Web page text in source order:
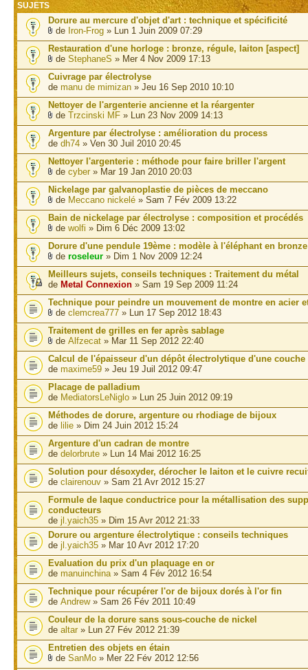
SUJETS
Dorure au mercure d'objet d'art : technique et spécificité
de Iron-Frog » Lun 1 Juin 2009 07:29
Restauration d'une horloge : bronze, régule, laiton [aspect]
de StephaneS » Mer 4 Nov 2009 17:13
Cuivrage par électrolyse
de manu de mimizan » Jeu 16 Sep 2010 10:10
Nettoyer de l'argenterie ancienne et la réargenter
de Trzcinski MF » Lun 23 Nov 2009 14:13
Argenture par électrolyse : amélioration du process
de dh74 » Ven 30 Juil 2010 20:45
Nettoyer l'argenterie : méthode pour faire briller l'argent
de cyber » Mar 19 Jan 2010 20:03
Nickelage par galvanoplastie de pièces de meccano
de Meccano nickelé » Sam 7 Fév 2009 13:22
Bain de nickelage par électrolyse : composition et procédés
de wolfi » Dim 6 Déc 2009 13:02
Dorure d'une pendule 19ème : modèle à l'éléphant en bronze
de roseleur » Dim 1 Nov 2009 12:24
Meilleurs sujets, conseils techniques : Traitement du métal
de Metal Connexion » Sam 19 Sep 2009 11:24
Technique pour peindre un mouvement de montre en acier
de clemcrea777 » Lun 17 Sep 2012 18:43
Traitement de grilles en fer après sablage
de Alfzecat » Mar 11 Sep 2012 22:40
Calcul de l'épaisseur d'un dépôt électrolytique d'une couche
de maxime59 » Jeu 19 Juil 2012 09:47
Placage de palladium
de MediatorsLeNiglo » Lun 25 Juin 2012 09:19
Méthodes de dorure, argenture ou rhodiage de bijoux
de lilie » Dim 24 Juin 2012 15:24
Argenture d'un cadran de montre
de delorbrute » Lun 14 Mai 2012 16:25
Solution pour désoxyder, dérocher le laiton et le cuivre
de clairenouv » Sam 21 Avr 2012 15:27
Formule de laque conductrice pour la métallisation des
conducteurs
de jl.yaich35 » Dim 15 Avr 2012 21:33
Dorure ou argenture électrolytique : conseils techniques
de jl.yaich35 » Mar 10 Avr 2012 17:20
Evaluation du prix d'un plaquage en or
de manuinchina» Sam 4 Fév 2012 16:54
Technique pour récupérer l'or de bijoux dorés à l'or fin
de Andrew» Sam 26 Fév 2011 10:49
Couleur de la dorure sans sous-couche de nickel
de altar » Lun 27 Fév 2012 21:39
Entretien des objets en étain
de SanMo » Mer 22 Fév 2012 12:56